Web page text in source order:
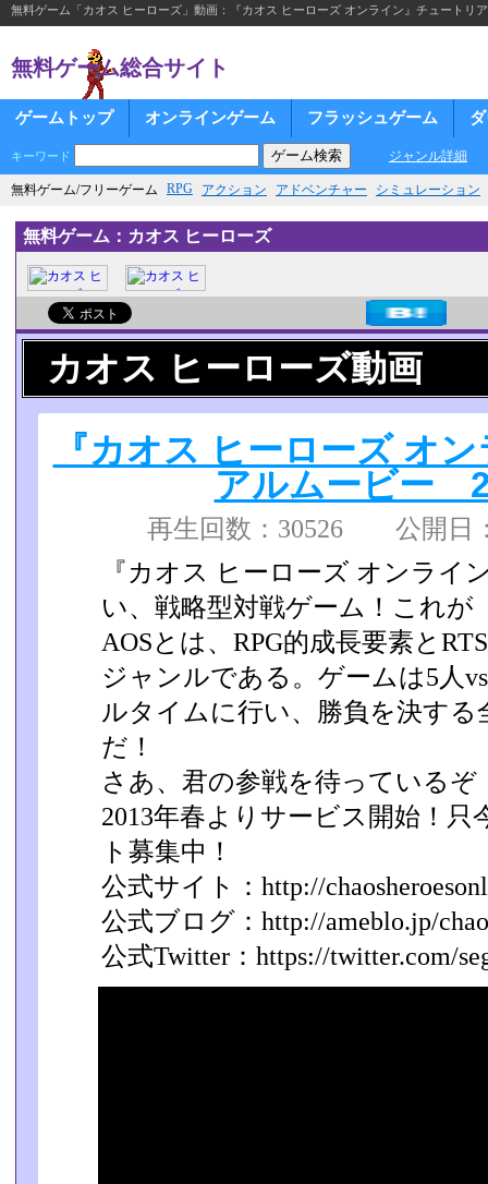
無料ゲーム「カオス ヒーローズ」動画：『カオス ヒーローズ オンライン』チュートリ
無料ゲーム総合サイト
ゲームトップ オンラインゲーム フラッシュゲーム
キーワード ジャンル詳細
無料ゲーム/フリーゲーム RPG アクション アドベンチャー シミュレーション
無料ゲーム：カオス ヒーローズ
カオス ヒーローズ動画
『カオス ヒーローズ オ
アルムービー
再生回数：30526 公開日
『カオス ヒーローズ オンラ
い、戦略型対戦ゲーム！これが
AOSとは、RPG的成長要素と
ジャンルである。ゲームは­5人
ルタイムに行い、勝負を決する
だ！
さあ、君の参戦を待っているぞ
2013年春よりサービス開始！
ト募集中！
公式サイト：http://
公式ブログ：http://ameblo.jp/
公式Twitter：https://twitter.com/